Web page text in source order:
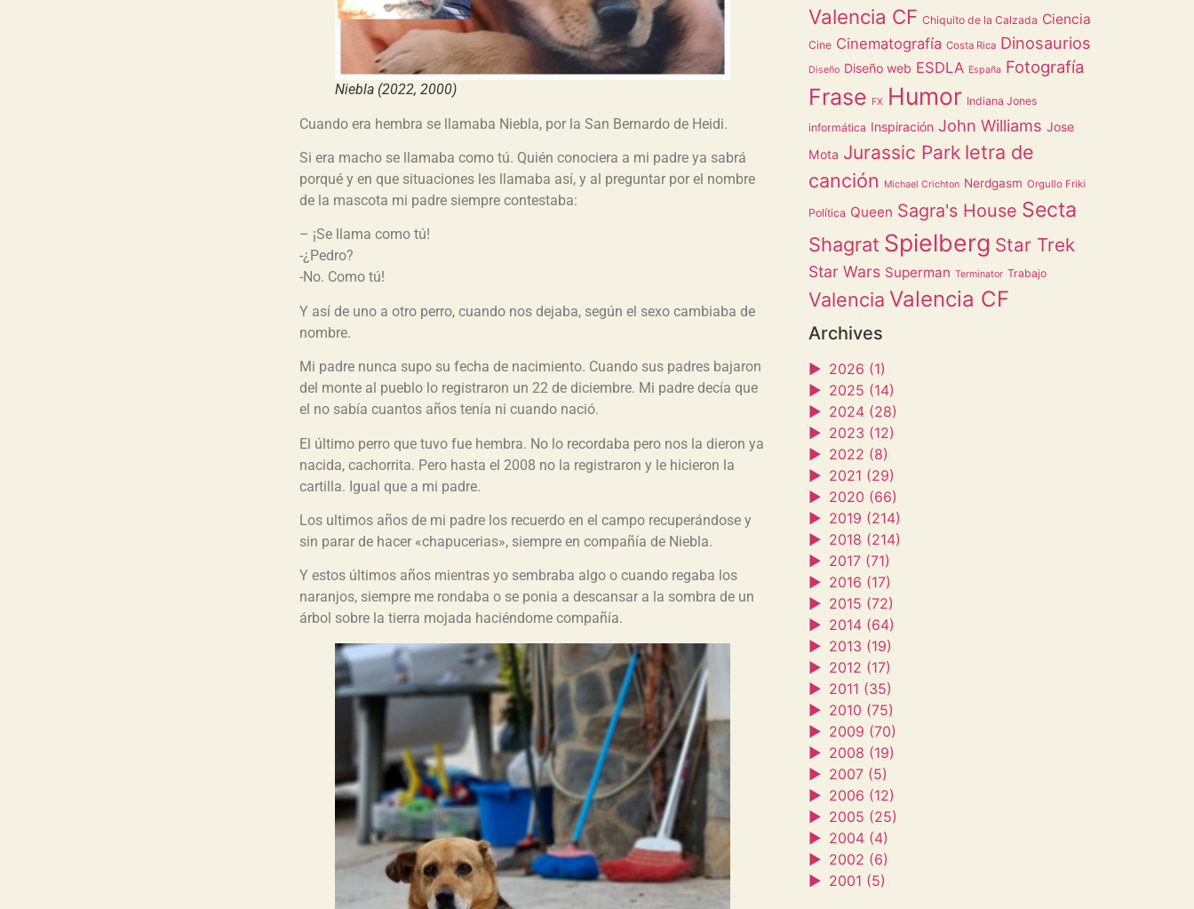
Niebla (2022, 2000)
Cuando era hembra se llamaba Niebla, por la San Bernardo de Heidi.
Si era macho se llamaba como tú. Quién conociera a mi padre ya sabrá
porqué y en que situaciones les llamaba así, y al preguntar por el nombre
de la mascota mi padre siempre contestaba:
– ¡Se llama como tú!
-¿Pedro?
-No. Como tú!
Y así de uno a otro perro, cuando nos dejaba, según el sexo cambiaba de
nombre.
Mi padre nunca supo su fecha de nacimiento. Cuando sus padres bajaron
del monte al pueblo lo registraron un 22 de diciembre. Mi padre decía que
el no sabía cuantos años tenía ni cuando nació.
El último perro que tuvo fue hembra. No lo recordaba pero nos la dieron ya
nacida, cachorrita. Pero hasta el 2008 no la registraron y le hicieron la
cartilla. Igual que a mi padre.
Los ultimos años de mi padre los recuerdo en el campo recuperándose y
sin parar de hacer «chapucerias», siempre en compañía de Niebla.
Y estos últimos años mientras yo sembraba algo o cuando regaba los
naranjos, siempre me rondaba o se ponia a descansar a la sombra de un
árbol sobre la tierra mojada haciéndome compañía.
Valencia CF Chiquito de la Calzada Ciencia
Cine Cinematografía Costa Rica Dinosaurios
Diseño Diseño web ESDLA España Fotografía
Frase FX Humor Indiana Jones
informática Inspiración John Williams Jose
Mota Jurassic Park letra de
canción
Michael Crichton Nerdgasm Orgullo Friki
Política Queen Sagra's House Secta
Shagrat Spielberg Star Trek
Star Wars Superman Terminator Trabajo
Valencia Valencia CF
Archives
► 2026 (1)
► 2025 (14)
► 2024 (28)
► 2023 (12)
► 2022 (8)
► 2021 (29)
► 2020 (66)
► 2019 (214)
► 2018 (214)
► 2017 (71)
► 2016 (17)
► 2015 (72)
► 2014 (64)
► 2013 (19)
► 2012 (17)
► 2011 (35)
► 2010 (75)
► 2009 (70)
► 2008 (19)
► 2007 (5)
► 2006 (12)
► 2005 (25)
► 2004 (4)
► 2002 (6)
► 2001 (5)